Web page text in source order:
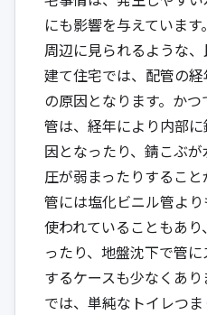
にも影響を与えていま
周辺に見られるような
建て住宅では、配管の
の原因となります。か
管は、経年により内部
因となったり、錆こぶ
圧が弱まったりするこ
管には塩化ビニル管よ
使われていることもあ
ったり、地盤沈下で管
するケースも少なくあ
では、単純なトイレつ